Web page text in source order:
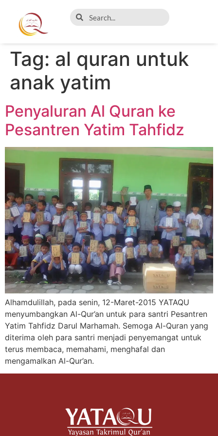
Tag: al quran untuk
anak yatim
Penyaluran Al Quran ke
Pesantren Yatim Tahfidz
Alhamdulillah, pada senin, 12-Maret-2015 YATAQU
menyumbangkan Al-Qur’an untuk para santri Pesantren
Yatim Tahfidz Darul Marhamah. Semoga Al-Quran yang
diterima oleh para santri menjadi penyemangat untuk
terus membaca, memahami, menghafal dan
mengamalkan Al-Qur’an.